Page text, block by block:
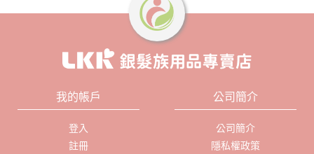
我的帳戶
登入
註冊
公司簡介
公司簡介
隱私權政策